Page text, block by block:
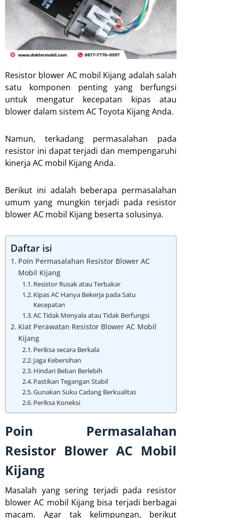
Resistor blower AC mobil Kijang adalah salah
satu komponen penting yang berfungsi
untuk mengatur kecepatan kipas atau
blower dalam sistem AC Toyota Kijang Anda.
Namun, terkadang permasalahan pada
resistor ini dapat terjadi dan mempengaruhi
kinerja AC mobil Kijang Anda.
Berikut ini adalah beberapa permasalahan
umum yang mungkin terjadi pada resistor
blower AC mobil Kijang beserta solusinya.
Daftar isi
Poin Permasalahan Resistor Blower AC
Mobil Kijang
Resistor Rusak atau Terbakar
Kipas AC Hanya Bekerja pada Satu
Kecepatan
AC Tidak Menyala atau Tidak Berfungsi
Kiat Perawatan Resistor Blower AC Mobil
Kijang
Periksa secara Berkala
Jaga Kebersihan
Hindari Beban Berlebih
Pastikan Tegangan Stabil
Gunakan Suku Cadang Berkualitas
Periksa Koneksi
Poin Permasalahan
Resistor Blower AC Mobil
Kijang
Masalah yang sering terjadi pada resistor
blower AC mobil Kijang bisa terjadi berbagai
macam. Agar tak kelimpungan, berikut